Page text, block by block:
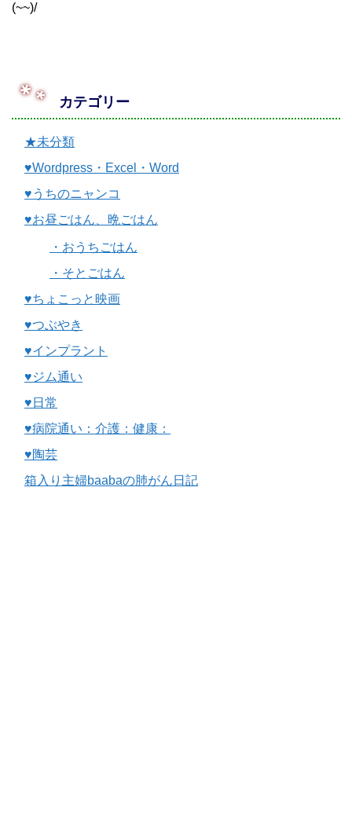
(~~)/
カテゴリー
★未分類
♥Wordpress・Excel・Word
♥うちのニャンコ
♥お昼ごはん、晩ごはん
・おうちごはん
・そとごはん
♥ちょこっと映画
♥つぶやき
♥インプラント
♥ジム通い
♥日常
♥病院通い：介護：健康：
♥陶芸
箱入り主婦baabaの肺がん日記